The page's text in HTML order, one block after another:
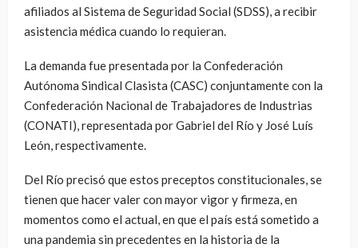
afiliados al Sistema de Seguridad Social (SDSS), a recibir
asistencia médica cuando lo requieran.
La demanda fue presentada por la Confederación
Autónoma Sindical Clasista (CASC) conjuntamente con la
Confederación Nacional de Trabajadores de Industrias
(CONATI), representada por Gabriel del Río y José Luís
León, respectivamente.
Del Río precisó que estos preceptos constitucionales, se
tienen que hacer valer con mayor vigor y firmeza, en
momentos como el actual, en que el país está sometido a
una pandemia sin precedentes en la historia de la